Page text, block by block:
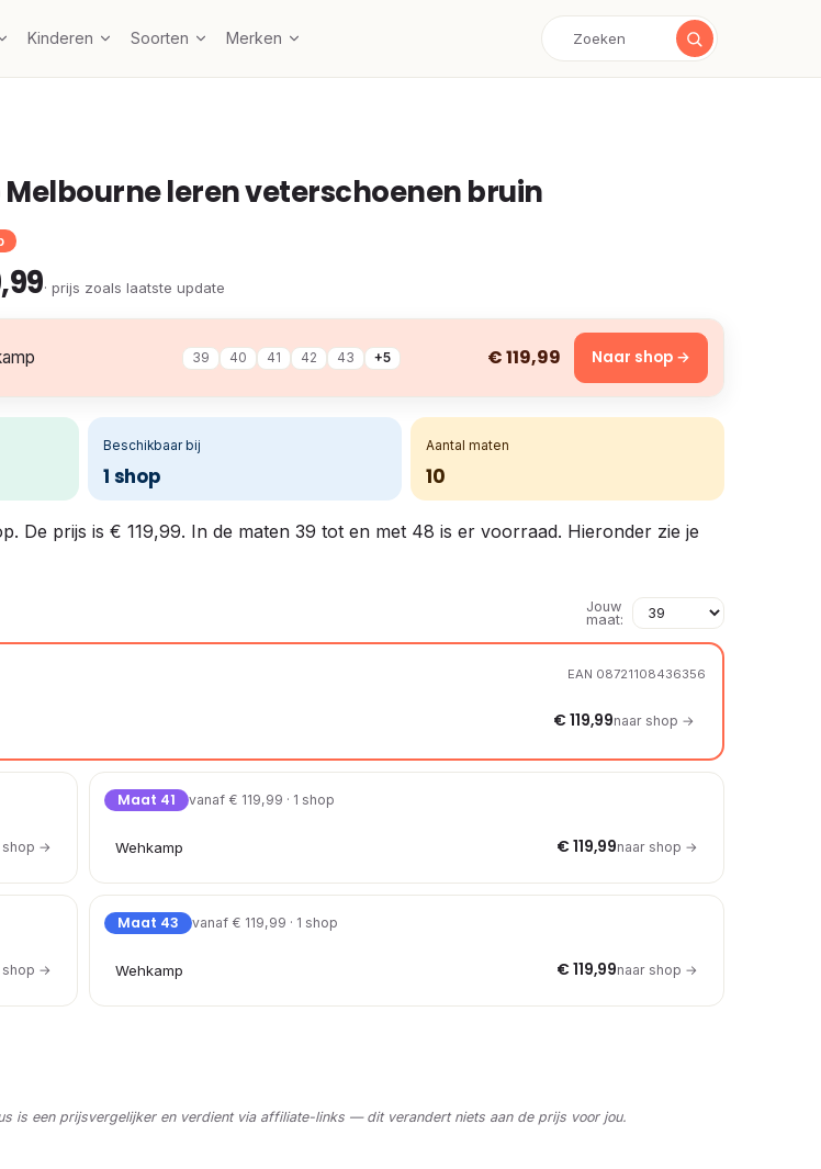
Kinderen Soorten Merken
Melbourne leren veterschoenen bruin
· prijs zoals laatste update
39 40 41 42 43 +5 € 119,99 Naar shop →
Beschikbaar bij
1 shop
Aantal maten
10
De prijs is € 119,99. In de maten 39 tot en met 48 is er voorraad. Hieronder zie je
Jouw
maat:
EAN 08721108436356
€ 119,99naar shop →
shop →
Maat 41 vanaf € 119,99 · 1 shop
Wehkamp € 119,99naar shop →
shop →
Maat 43 vanaf € 119,99 · 1 shop
Wehkamp € 119,99naar shop →
is een prijsvergelijker en verdient via affiliate-links — dit verandert niets aan de prijs voor jou.